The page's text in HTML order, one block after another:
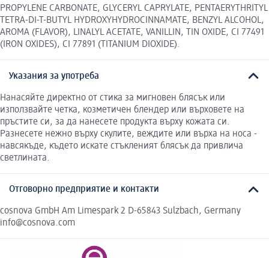
PROPYLENE CARBONATE, GLYCERYL CAPRYLATE, PENTAERYTHRITYL
TETRA-DI-T-BUTYL HYDROXYHYDROCINNAMATE, BENZYL ALCOHOL,
AROMA (FLAVOR), LINALYL ACETATE, VANILLIN, TIN OXIDE, CI 77491
(IRON OXIDES), CI 77891 (TITANIUM DIOXIDE).
Указания за употреба
Нанасяйте директно от стика за мигновен блясък или
използвайте четка, козметичен блендер или върховете на
пръстите си, за да нанесете продукта върху кожата си.
Разнесете нежно върху скулите, веждите или върха на носа -
навсякъде, където искате стъкленият блясък да привлича
светлината.
Отговорно предприятие и контакти
cosnova GmbH Am Limespark 2 D-65843 Sulzbach, Germany
info@cosnova.com